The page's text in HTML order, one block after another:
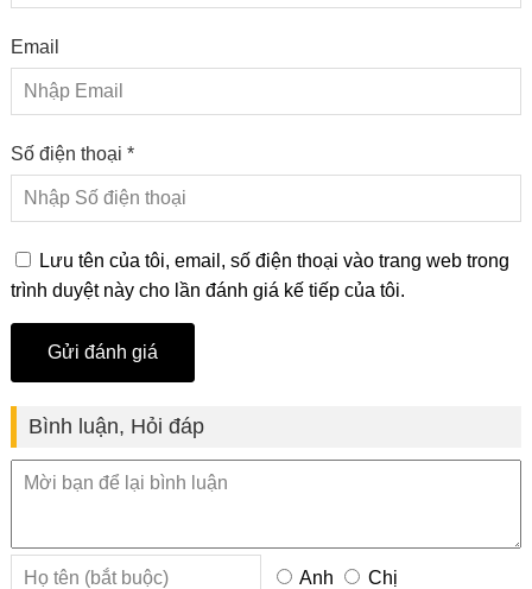
Email
Số điện thoại *
Lưu tên của tôi, email, số điện thoại vào trang web trong
trình duyệt này cho lần đánh giá kế tiếp của tôi.
Bình luận, Hỏi đáp
Anh Chị